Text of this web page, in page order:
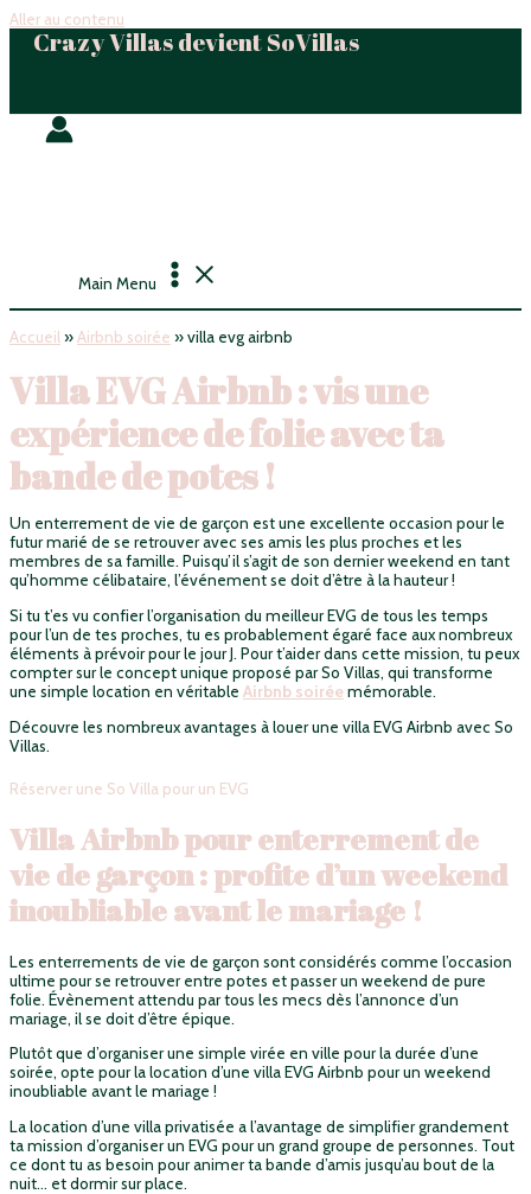
Aller au contenu
Crazy Villas devient SoVillas
Main Menu
Accueil »Airbnb soirée »villa evg airbnb
Villa EVG Airbnb : vis une
expérience de folie avec ta
bande de potes !
Un enterrement de vie de garçon est une excellente occasion pour le
futur marié de se retrouver avec ses amis les plus proches et les
membres de sa famille. Puisqu’il s’agit de son dernier weekend en tant
qu’homme célibataire, l’événement se doit d’être à la hauteur !
Si tu t’es vu confier l’organisation du meilleur EVG de tous les temps
pour l’un de tes proches, tu es probablement égaré face aux nombreux
éléments à prévoir pour le jour J. Pour t’aider dans cette mission, tu peux
compter sur le concept unique proposé par So Villas, qui transforme
une simple location en véritable Airbnb soirée mémorable.
Découvre les nombreux avantages à louer une villa EVG Airbnb avec So
Villas.
Réserver une So Villa pour un EVG
Villa Airbnb pour enterrement de
vie de garçon : profite d’un weekend
inoubliable avant le mariage !
Les enterrements de vie de garçon sont considérés comme l’occasion
ultime pour se retrouver entre potes et passer un weekend de pure
folie. Évènement attendu par tous les mecs dès l’annonce d’un
mariage, il se doit d’être épique.
Plutôt que d’organiser une simple virée en ville pour la durée d’une
soirée, opte pour la location d’une villa EVG Airbnb pour un weekend
inoubliable avant le mariage !
La location d’une villa privatisée a l’avantage de simplifier grandement
ta mission d’organiser un EVG pour un grand groupe de personnes. Tout
ce dont tu as besoin pour animer ta bande d’amis jusqu’au bout de la
nuit… et dormir sur place.